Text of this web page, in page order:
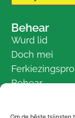
Behear
Wurd lid
Doch mei
Behear
De